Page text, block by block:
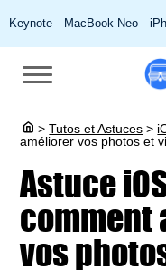
Keynote MacBook Neo
> Tutos et Astuces >
améliorer vos photos et
Astuce
vos